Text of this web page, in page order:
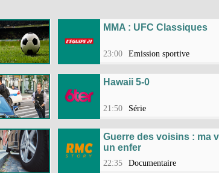
MMA : UFC Classiques
23:00 Emission sportive
Hawaii 5-0
21:50 Série
Guerre des voisins : ma
un enfer
22:35 Documentaire